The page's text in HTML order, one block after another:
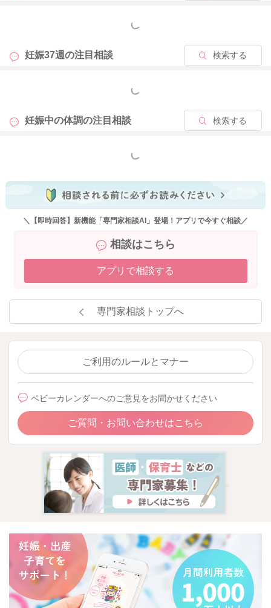
もっと見る
妊娠37週の注目相談 検索する
もっと見る
妊娠中の体調の注目相談 検索する
もっと見る
＼【即時回答】新機能「専門家相談AI」登場！アプリで今すぐ相談／
相談はこちら
アプリで相談する
専門家相談トップへ
ご利用のルールとマナー
ベビーカレンダーへのご意見をお聞かせください
ご質問・お問い合わせはこちら